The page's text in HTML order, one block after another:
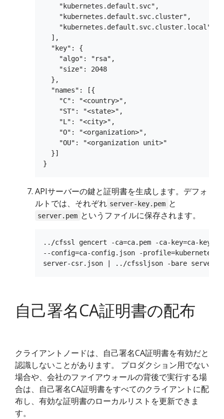
    "kubernetes.default.svc",
    "kubernetes.default.svc.cluster",
    "kubernetes.default.svc.cluster.local"
  ],
  "key": {
    "algo": "rsa",
    "size": 2048
  },
  "names": [{
    "C": "<country>",
    "ST": "<state>",
    "L": "<city>",
    "O": "<organization>",
    "OU": "<organization unit>"
  }]
APIサーバーの鍵と証明書を生成します。デフォ
ルトでは、それぞれ server-key.pem と
server.pem というファイルに保存されます。
../cfssl gencert -ca=ca.pem -ca-key=ca-
--config=ca-config.json -profile=kubernetes \
自己署名CA証明書の配布
クライアントノードは、自己署名CA証明書を有効だと
認識しないことがあります。 プロダクション用でない
場合や、会社のファイアウォールの背後で実行する場
合は、自己署名CA証明書をすべてのクライアントに配
布し、有効な証明書のローカルリストを更新できま
す。